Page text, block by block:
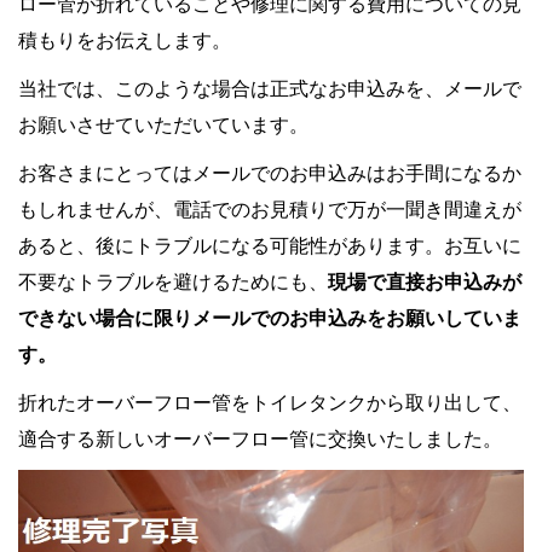
積もりをお伝えします。
当社では、このような場合は正式なお申込みを、メールで
お願いさせていただいています。
お客さまにとってはメールでのお申込みはお手間になるか
もしれませんが、電話でのお見積りで万が一聞き間違えが
あると、後にトラブルになる可能性があります。お互いに
不要なトラブルを避けるためにも、 現場で直接お申込みが
できない場合に限りメールでのお申込みをお願いしていま
す。
折れたオーバーフロー管をトイレタンクから取り出して、
適合する新しいオーバーフロー管に交換いたしました。